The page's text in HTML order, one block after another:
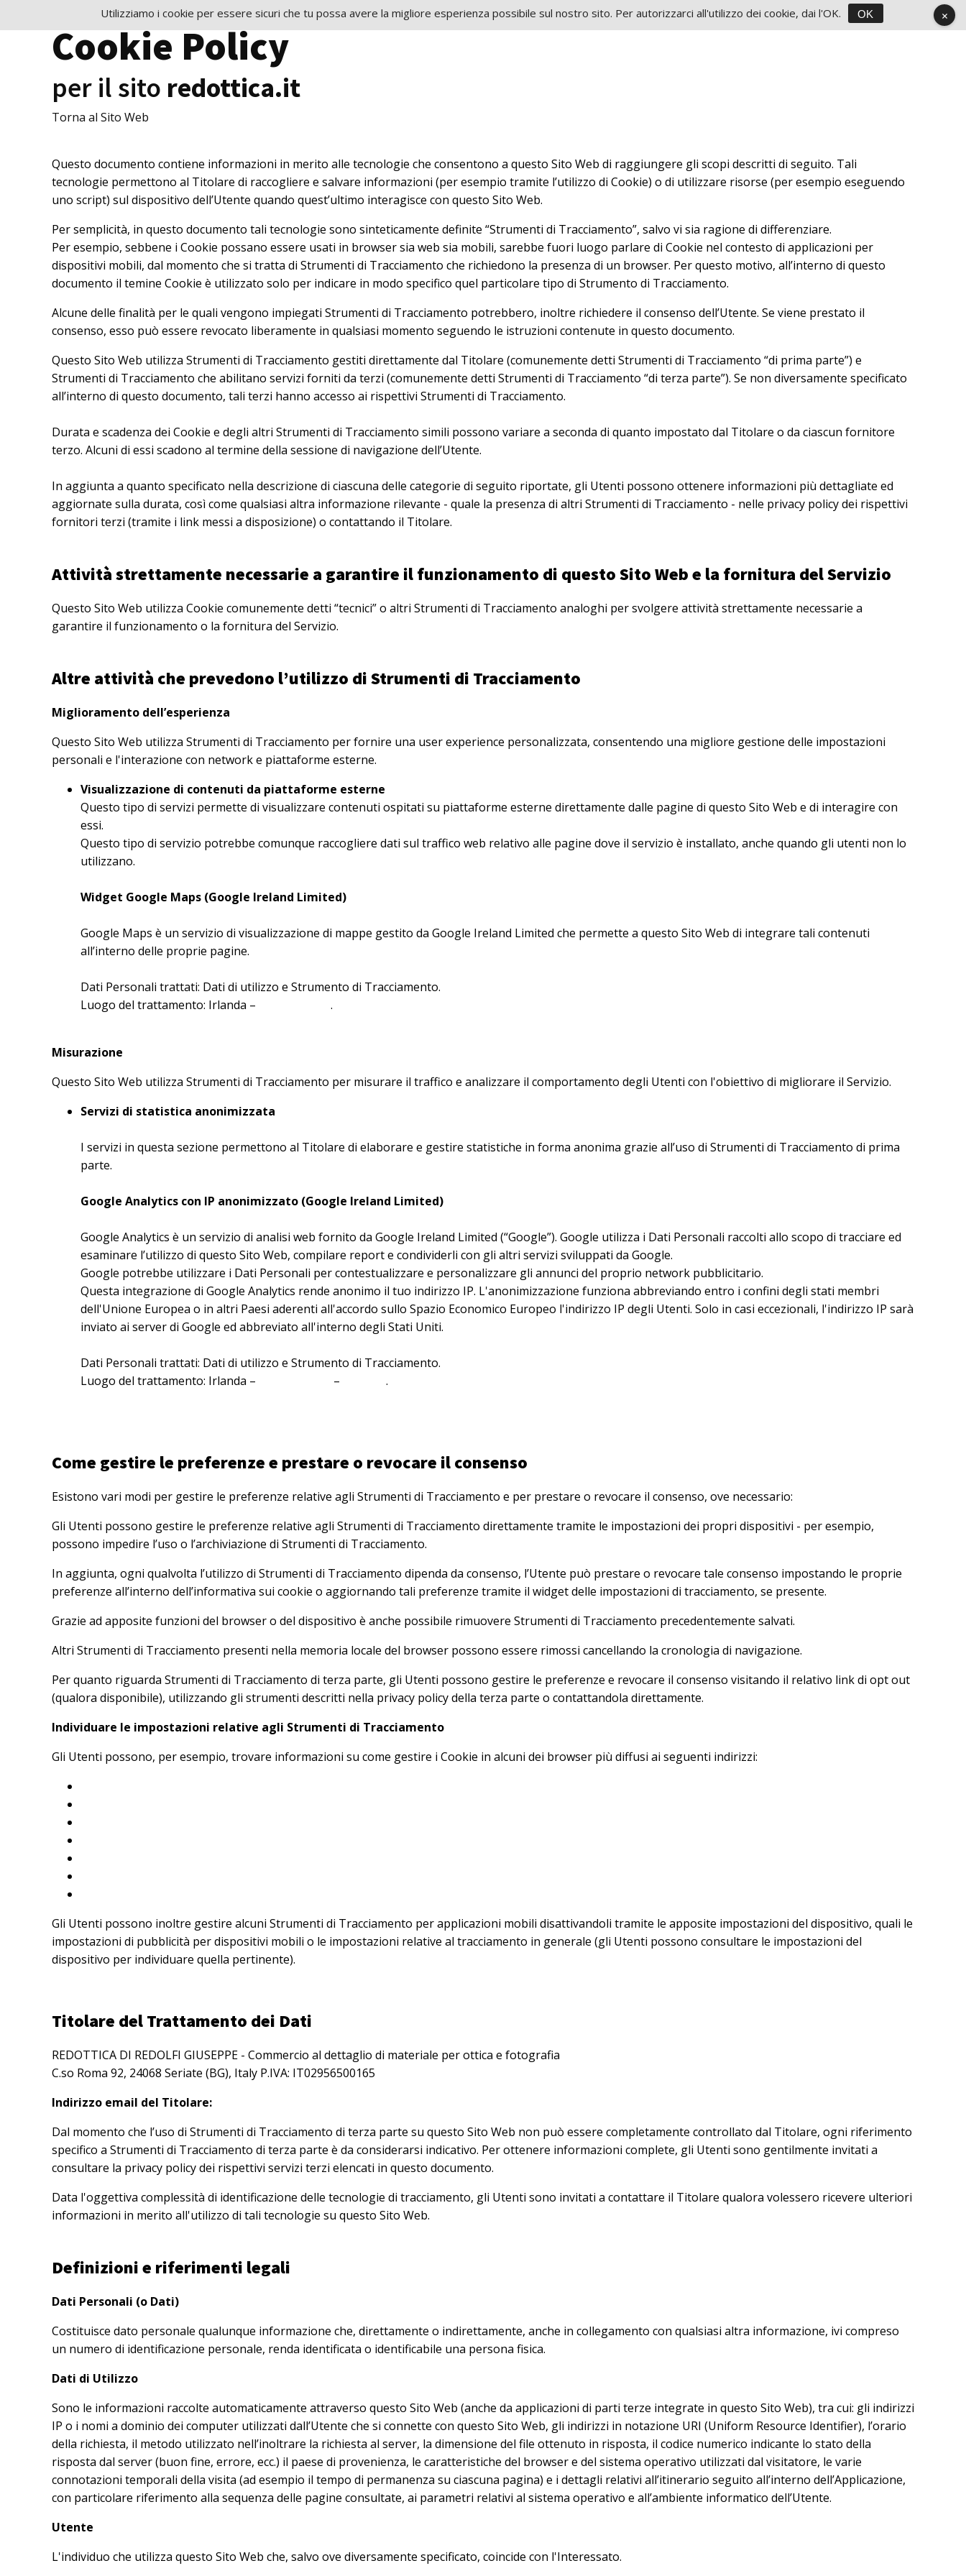
Cookie Policy
per il sito redottica.it
Torna al Sito Web
Questo documento contiene informazioni in merito alle tecnologie che consentono a questo Sito Web di raggiungere gli scopi descritti di seguito. Tali
tecnologie permettono al Titolare di raccogliere e salvare informazioni (per esempio tramite l’utilizzo di Cookie) o di utilizzare risorse (per esempio eseguendo
uno script) sul dispositivo dell’Utente quando quest’ultimo interagisce con questo Sito Web.
Per semplicità, in questo documento tali tecnologie sono sinteticamente definite “Strumenti di Tracciamento”, salvo vi sia ragione di differenziare.
Per esempio, sebbene i Cookie possano essere usati in browser sia web sia mobili, sarebbe fuori luogo parlare di Cookie nel contesto di applicazioni per
dispositivi mobili, dal momento che si tratta di Strumenti di Tracciamento che richiedono la presenza di un browser. Per questo motivo, all’interno di questo
documento il temine Cookie è utilizzato solo per indicare in modo specifico quel particolare tipo di Strumento di Tracciamento.
Alcune delle finalità per le quali vengono impiegati Strumenti di Tracciamento potrebbero, inoltre richiedere il consenso dell’Utente. Se viene prestato il
consenso, esso può essere revocato liberamente in qualsiasi momento seguendo le istruzioni contenute in questo documento.
Questo Sito Web utilizza Strumenti di Tracciamento gestiti direttamente dal Titolare (comunemente detti Strumenti di Tracciamento “di prima parte”) e
Strumenti di Tracciamento che abilitano servizi forniti da terzi (comunemente detti Strumenti di Tracciamento “di terza parte”). Se non diversamente specificato
all’interno di questo documento, tali terzi hanno accesso ai rispettivi Strumenti di Tracciamento.
Durata e scadenza dei Cookie e degli altri Strumenti di Tracciamento simili possono variare a seconda di quanto impostato dal Titolare o da ciascun fornitore
terzo. Alcuni di essi scadono al termine della sessione di navigazione dell’Utente.
In aggiunta a quanto specificato nella descrizione di ciascuna delle categorie di seguito riportate, gli Utenti possono ottenere informazioni più dettagliate ed
aggiornate sulla durata, così come qualsiasi altra informazione rilevante - quale la presenza di altri Strumenti di Tracciamento - nelle privacy policy dei rispettivi
fornitori terzi (tramite i link messi a disposizione) o contattando il Titolare.
Attività strettamente necessarie a garantire il funzionamento di questo Sito Web e la fornitura del Servizio
Questo Sito Web utilizza Cookie comunemente detti “tecnici” o altri Strumenti di Tracciamento analoghi per svolgere attività strettamente necessarie a
garantire il funzionamento o la fornitura del Servizio.
Altre attività che prevedono l’utilizzo di Strumenti di Tracciamento
Miglioramento dell’esperienza
Questo Sito Web utilizza Strumenti di Tracciamento per fornire una user experience personalizzata, consentendo una migliore gestione delle impostazioni
personali e l'interazione con network e piattaforme esterne.
Visualizzazione di contenuti da piattaforme esterne
Questo tipo di servizi permette di visualizzare contenuti ospitati su piattaforme esterne direttamente dalle pagine di questo Sito Web e di interagire con
essi.
Questo tipo di servizio potrebbe comunque raccogliere dati sul traffico web relativo alle pagine dove il servizio è installato, anche quando gli utenti non lo
utilizzano.
Widget Google Maps (Google Ireland Limited)
Google Maps è un servizio di visualizzazione di mappe gestito da Google Ireland Limited che permette a questo Sito Web di integrare tali contenuti
all’interno delle proprie pagine.
Dati Personali trattati: Dati di utilizzo e Strumento di Tracciamento.
Luogo del trattamento: Irlanda –
.
Misurazione
Questo Sito Web utilizza Strumenti di Tracciamento per misurare il traffico e analizzare il comportamento degli Utenti con l'obiettivo di migliorare il Servizio.
Servizi di statistica anonimizzata
I servizi in questa sezione permettono al Titolare di elaborare e gestire statistiche in forma anonima grazie all’uso di Strumenti di Tracciamento di prima
parte.
Google Analytics con IP anonimizzato (Google Ireland Limited)
Google Analytics è un servizio di analisi web fornito da Google Ireland Limited (“Google”). Google utilizza i Dati Personali raccolti allo scopo di tracciare ed
esaminare l’utilizzo di questo Sito Web, compilare report e condividerli con gli altri servizi sviluppati da Google.
Google potrebbe utilizzare i Dati Personali per contestualizzare e personalizzare gli annunci del proprio network pubblicitario.
Questa integrazione di Google Analytics rende anonimo il tuo indirizzo IP. L'anonimizzazione funziona abbreviando entro i confini degli stati membri
dell'Unione Europea o in altri Paesi aderenti all'accordo sullo Spazio Economico Europeo l'indirizzo IP degli Utenti. Solo in casi eccezionali, l'indirizzo IP sarà
inviato ai server di Google ed abbreviato all'interno degli Stati Uniti.
Dati Personali trattati: Dati di utilizzo e Strumento di Tracciamento.
Luogo del trattamento: Irlanda –
– .
Come gestire le preferenze e prestare o revocare il consenso
Esistono vari modi per gestire le preferenze relative agli Strumenti di Tracciamento e per prestare o revocare il consenso, ove necessario:
Gli Utenti possono gestire le preferenze relative agli Strumenti di Tracciamento direttamente tramite le impostazioni dei propri dispositivi - per esempio,
possono impedire l’uso o l’archiviazione di Strumenti di Tracciamento.
In aggiunta, ogni qualvolta l’utilizzo di Strumenti di Tracciamento dipenda da consenso, l’Utente può prestare o revocare tale consenso impostando le proprie
preferenze all’interno dell’informativa sui cookie o aggiornando tali preferenze tramite il widget delle impostazioni di tracciamento, se presente.
Grazie ad apposite funzioni del browser o del dispositivo è anche possibile rimuovere Strumenti di Tracciamento precedentemente salvati.
Altri Strumenti di Tracciamento presenti nella memoria locale del browser possono essere rimossi cancellando la cronologia di navigazione.
Per quanto riguarda Strumenti di Tracciamento di terza parte, gli Utenti possono gestire le preferenze e revocare il consenso visitando il relativo link di opt out
(qualora disponibile), utilizzando gli strumenti descritti nella privacy policy della terza parte o contattandola direttamente.
Individuare le impostazioni relative agli Strumenti di Tracciamento
Gli Utenti possono, per esempio, trovare informazioni su come gestire i Cookie in alcuni dei browser più diffusi ai seguenti indirizzi:
Gli Utenti possono inoltre gestire alcuni Strumenti di Tracciamento per applicazioni mobili disattivandoli tramite le apposite impostazioni del dispositivo, quali le
impostazioni di pubblicità per dispositivi mobili o le impostazioni relative al tracciamento in generale (gli Utenti possono consultare le impostazioni del
dispositivo per individuare quella pertinente).
Titolare del Trattamento dei Dati
REDOTTICA DI REDOLFI GIUSEPPE - Commercio al dettaglio di materiale per ottica e fotografia
C.so Roma 92, 24068 Seriate (BG), Italy P.IVA: IT02956500165
Indirizzo email del Titolare:
Dal momento che l’uso di Strumenti di Tracciamento di terza parte su questo Sito Web non può essere completamente controllato dal Titolare, ogni riferimento
specifico a Strumenti di Tracciamento di terza parte è da considerarsi indicativo. Per ottenere informazioni complete, gli Utenti sono gentilmente invitati a
consultare la privacy policy dei rispettivi servizi terzi elencati in questo documento.
Data l'oggettiva complessità di identificazione delle tecnologie di tracciamento, gli Utenti sono invitati a contattare il Titolare qualora volessero ricevere ulteriori
informazioni in merito all'utilizzo di tali tecnologie su questo Sito Web.
Definizioni e riferimenti legali
Dati Personali (o Dati)
Costituisce dato personale qualunque informazione che, direttamente o indirettamente, anche in collegamento con qualsiasi altra informazione, ivi compreso
un numero di identificazione personale, renda identificata o identificabile una persona fisica.
Dati di Utilizzo
Sono le informazioni raccolte automaticamente attraverso questo Sito Web (anche da applicazioni di parti terze integrate in questo Sito Web), tra cui: gli indirizzi
IP o i nomi a dominio dei computer utilizzati dall’Utente che si connette con questo Sito Web, gli indirizzi in notazione URI (Uniform Resource Identifier), l’orario
della richiesta, il metodo utilizzato nell’inoltrare la richiesta al server, la dimensione del file ottenuto in risposta, il codice numerico indicante lo stato della
risposta dal server (buon fine, errore, ecc.) il paese di provenienza, le caratteristiche del browser e del sistema operativo utilizzati dal visitatore, le varie
connotazioni temporali della visita (ad esempio il tempo di permanenza su ciascuna pagina) e i dettagli relativi all’itinerario seguito all’interno dell’Applicazione,
con particolare riferimento alla sequenza delle pagine consultate, ai parametri relativi al sistema operativo e all’ambiente informatico dell’Utente.
Utente
L'individuo che utilizza questo Sito Web che, salvo ove diversamente specificato, coincide con l'Interessato.
Utilizziamo i cookie per essere sicuri che tu possa avere la migliore esperienza possibile sul nostro sito. Per autorizzarci all'utilizzo dei cookie, dai l'OK. OK